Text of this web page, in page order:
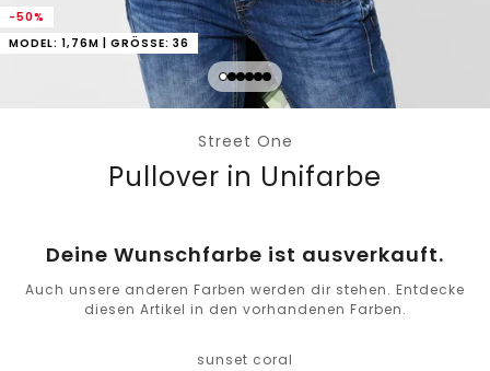
-50%
MODEL: 1,76M | GRÖSSE: 36
Street One
Pullover in Unifarbe
Deine Wunschfarbe ist ausverkauft.
Auch unsere anderen Farben werden dir stehen. Entdecke
diesen Artikel in den vorhandenen Farben.
sunset coral